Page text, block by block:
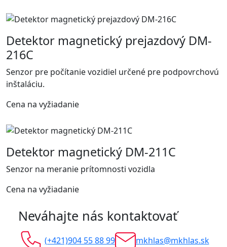
Detektor magnetický prejazdový DM-
216C
Senzor pre počítanie vozidiel určené pre podpovrchovú
inštaláciu.
Cena na vyžiadanie
Detektor magnetický DM-211C
Senzor na meranie prítomnosti vozidla
Cena na vyžiadanie
Neváhajte nás kontaktovať
(+421)904 55 88 99
mkhlas@mkhlas.sk